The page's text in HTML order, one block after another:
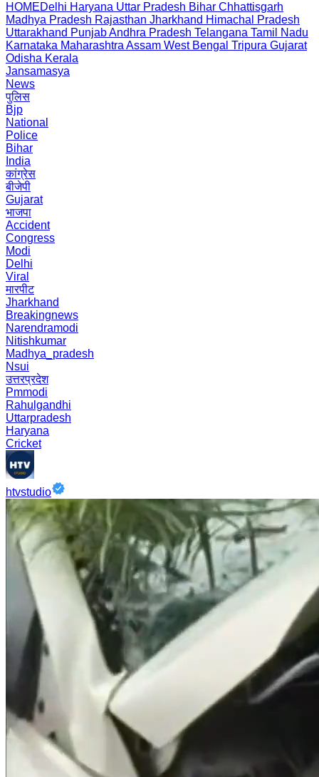
HOMEDelhi Haryana Uttar Pradesh Bihar Chhattisgarh
Madhya Pradesh Rajasthan Jharkhand Himachal Pradesh
Uttarakhand PunjabAndhra Pradesh Telangana Tamil Nadu
Karnataka Maharashtra Assam West Bengal Tripura Gujarat
Odisha Kerala
Jansamasya
News
पुलिस
Bjp
National
Police
Bihar
India
कांग्रेस
बीजेपी
Gujarat
भाजपा
Accident
Congress
Modi
Delhi
Viral
मारपीट
Jharkhand
Breakingnews
Narendramodi
Nitishkumar
Madhya_pradesh
Nsui
उत्तरप्रदेश
Pmmodi
Rahulgandhi
Uttarpradesh
Haryana
Cricket
htvstudio